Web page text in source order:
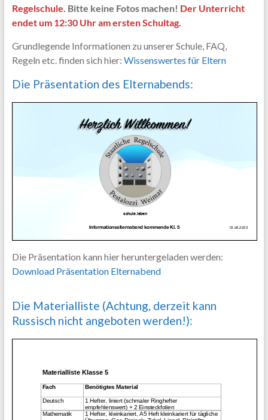
Regelschule. Bitte keine Fotos machen! Der Unterricht
endet um 12:30 Uhr am ersten Schultag.
Grundlegende Informationen zu unserer Schule, FAQ,
Regeln etc. finden sich hier: Wissenswertes für Eltern
Die Präsentation des Elternabends:
Die Präsentation kann hier heruntergeladen werden:
Download Präsentation Elternabend
Die Materialliste (Achtung, derzeit kann
Russisch nicht angeboten werden!):